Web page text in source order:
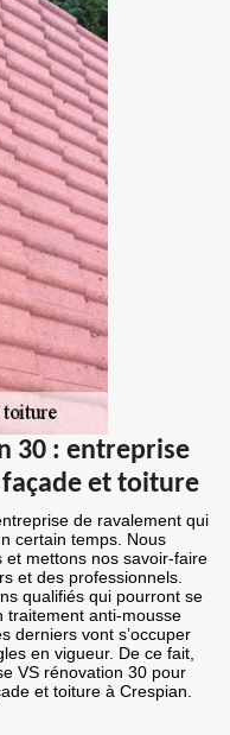
30 : entreprise
et toiture
de ravalement qui
certain temps. Nous
mettons nos savoir-faire
et des professionnels.
qualifiés qui pourront se
traitement anti-mousse
derniers vont s’occuper
en vigueur. De ce fait,
VS rénovation 30 pour
et toiture à Crespian.